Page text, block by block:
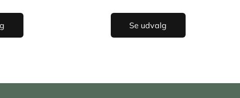
Se udvalg